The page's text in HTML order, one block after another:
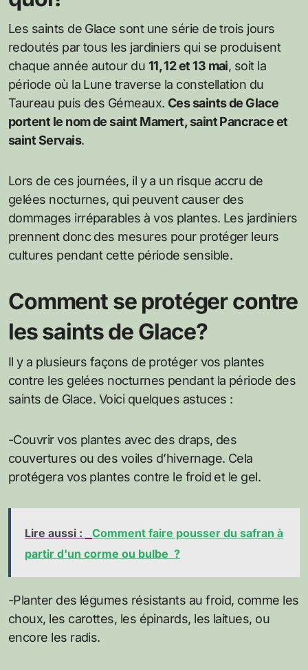
Les saints de Glace sont une série de trois jours
redoutés par tous les jardiniers qui se produisent
chaque année autour du 11, 12 et 13 mai, soit la
période où la Lune traverse la constellation du
Taureau puis des Gémeaux. Ces saints de Glace
portent le nom de saint Mamert, saint Pancrace et
saint Servais.
Lors de ces journées, il y a un risque accru de
gelées nocturnes, qui peuvent causer des
dommages irréparables à vos plantes. Les jardiniers
prennent donc des mesures pour protéger leurs
cultures pendant cette période sensible.
Comment se protéger contre
les saints de Glace?
Il y a plusieurs façons de protéger vos plantes
contre les gelées nocturnes pendant la période des
saints de Glace. Voici quelques astuces :
-Couvrir vos plantes avec des draps, des
couvertures ou des voiles d’hivernage. Cela
protégera vos plantes contre le froid et le gel.
Lire aussi :
Comment faire pousser du safran à
partir d'un corme ou bulbe ?
-Planter des légumes résistants au froid, comme les
choux, les carottes, les épinards, les laitues, ou
encore les radis.